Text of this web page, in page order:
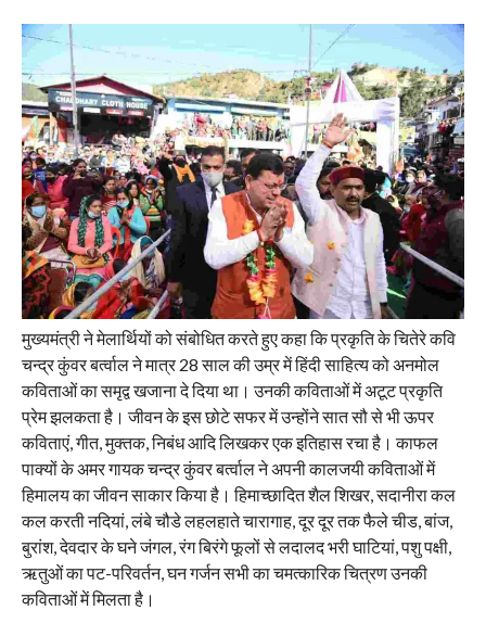
मुख्यमंत्री ने मेलार्थियों को संबोधित करते हुए कहा कि प्रकृति के चितेरे कवि
चन्द्र कुंवर बर्त्वाल ने मात्र 28 साल की उम्र में हिंदी साहित्य को अनमोल
कविताओं का समृद्व खजाना दे दिया था। उनकी कविताओं में अटूट प्रकृति
प्रेम झलकता है। जीवन के इस छोटे सफर में उन्होंने सात सौ से भी ऊपर
कविताएं, गीत, मुक्तक, निबंध आदि लिखकर एक इतिहास रचा है। काफल
पाक्यों के अमर गायक चन्द्र कुंवर बर्त्वाल ने अपनी कालजयी कविताओं में
हिमालय का जीवन साकार किया है। हिमाच्छादित शैल शिखर, सदानीरा कल
कल करती नदियां, लंबे चौडे लहलहाते चारागाह, दूर दूर तक फैले चीड, बांज,
बुरांश, देवदार के घने जंगल, रंग बिरंगे फूलों से लदालद भरी घाटियां, पशु पक्षी,
ऋतुओं का पट-परिवर्तन, घन गर्जन सभी का चमत्कारिक चित्रण उनकी
कविताओं में मिलता है।